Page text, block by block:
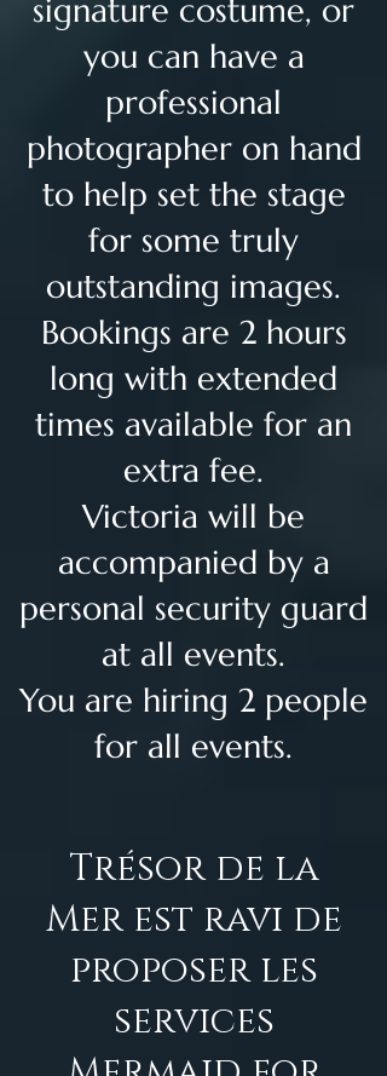
signature costume, or
you can have a
professional
photographer on hand
to help set the stage
for some truly
outstanding images.
Bookings are 2 hours
long with extended
times available for an
extra fee.
Victoria will be
accompanied by a
personal security guard
at all events.
You are hiring 2 people
for all events.
Trésor de la
Mer est ravi de
proposer les
services